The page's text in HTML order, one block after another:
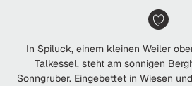
In Spiluck, einem kleinen Weiler
Talkessel, steht am sonnigen
Sonngruber. Eingebettet in Wiesen